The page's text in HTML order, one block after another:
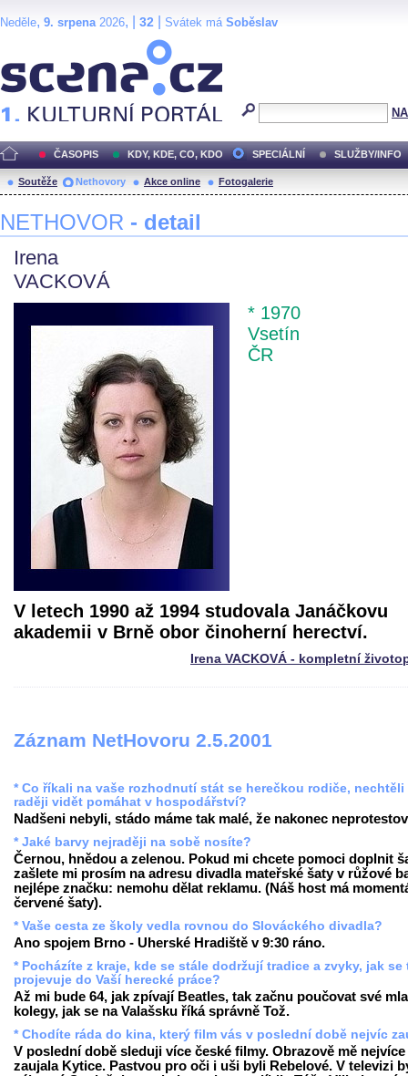
Neděle, 9. srpena2026, | 32 Svátek má Soběslav
ČASOPIS KDY, KDE, CO, KDO SPECIÁLNÍ SLUŽBY/INFO
Soutěže Nethovory Akce online Fotogalerie
NETHOVOR - detail
Irena
VACKOVÁ
* 1970
Vsetín
ČR
V letech 1990 až 1994 studovala Janáčkovu
akademii v Brně obor činoherní herectví.
Irena VACKOVÁ - kompletní
Záznam NetHovoru 2.5.2001
* Co říkali na vaše rozhodnutí stát se herečkou rodiče, nechtěli
raději vidět pomáhat v hospodářství?
Nadšeni nebyli, stádo máme tak malé, že nakonec
* Jaké barvy nejraději na sobě nosíte?
Černou, hnědou a zelenou. Pokud mi chcete pomoci doplnit
zašlete mi prosím na adresu divadla mateřské šaty v růžové
nejlépe značku: nemohu dělat reklamu. (Náš host má
červené šaty).
* Vaše cesta ze školy vedla rovnou do Slováckého divadla?
Ano spojem Brno - Uherské Hradiště v 9:30 ráno.
* Pocházíte z kraje, kde se stále dodržují tradice a zvyky, jak se
projevuje do Vaší herecké práce?
Až mi bude 64, jak zpívají Beatles, tak začnu poučovat své
kolegy, jak se na Valašsku říká správně Tož.
* Chodíte ráda do kina, který film vás v poslední době nejvíc
V poslední době sleduji více české filmy. Obrazově mě nejvíce
zaujala Kytice. Pastvou pro oči i uši byli Rebelové. V televizi